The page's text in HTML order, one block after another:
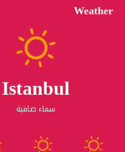
Weather
Istanbul
سماء صافية